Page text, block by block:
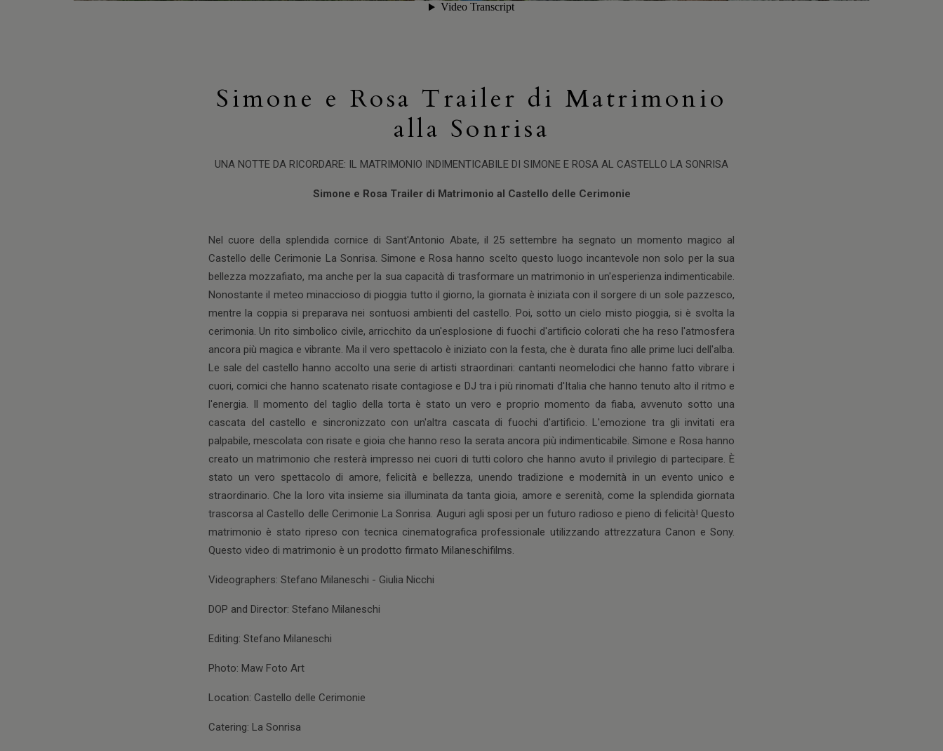
Simone e Rosa Trailer di Matrimonio
alla Sonrisa
UNA NOTTE DA RICORDARE: IL MATRIMONIO INDIMENTICABILE DI SIMONE E ROSA AL CASTELLO LA SONRISA
Simone e Rosa Trailer di Matrimonio al Castello delle Cerimonie
Nel cuore della splendida cornice di Sant'Antonio Abate, il 25 settembre ha segnato un momento magico al
Castello delle Cerimonie La Sonrisa. Simone e Rosa hanno scelto questo luogo incantevole non solo per la sua
bellezza mozzafiato, ma anche per la sua capacità di trasformare un matrimonio in un'esperienza indimenticabile.
Nonostante il meteo minaccioso di pioggia tutto il giorno, la giornata è iniziata con il sorgere di un sole pazzesco,
mentre la coppia si preparava nei sontuosi ambienti del castello. Poi, sotto un cielo misto pioggia, si è svolta la
cerimonia. Un rito simbolico civile, arricchito da un'esplosione di fuochi d'artificio colorati che ha reso l'atmosfera
ancora più magica e vibrante. Ma il vero spettacolo è iniziato con la festa, che è durata fino alle prime luci dell'alba.
Le sale del castello hanno accolto una serie di artisti straordinari: cantanti neomelodici che hanno fatto vibrare i
cuori, comici che hanno scatenato risate contagiose e DJ tra i più rinomati d'Italia che hanno tenuto alto il ritmo e
l'energia. Il momento del taglio della torta è stato un vero e proprio momento da fiaba, avvenuto sotto una
cascata del castello e sincronizzato con un'altra cascata di fuochi d'artificio. L'emozione tra gli invitati era
palpabile, mescolata con risate e gioia che hanno reso la serata ancora più indimenticabile. Simone e Rosa hanno
creato un matrimonio che resterà impresso nei cuori di tutti coloro che hanno avuto il privilegio di partecipare. È
stato un vero spettacolo di amore, felicità e bellezza, unendo tradizione e modernità in un evento unico e
straordinario. Che la loro vita insieme sia illuminata da tanta gioia, amore e serenità, come la splendida giornata
trascorsa al Castello delle Cerimonie La Sonrisa. Auguri agli sposi per un futuro radioso e pieno di felicità! Questo
matrimonio è stato ripreso con tecnica cinematografica professionale utilizzando attrezzatura Canon e Sony.
Questo video di matrimonio è un prodotto firmato Milaneschifilms.
Videographers: Stefano Milaneschi - Giulia Nicchi
DOP and Director: Stefano Milaneschi
Editing: Stefano Milaneschi
Photo: Maw Foto Art
Location: Castello delle Cerimonie
Catering: La Sonrisa